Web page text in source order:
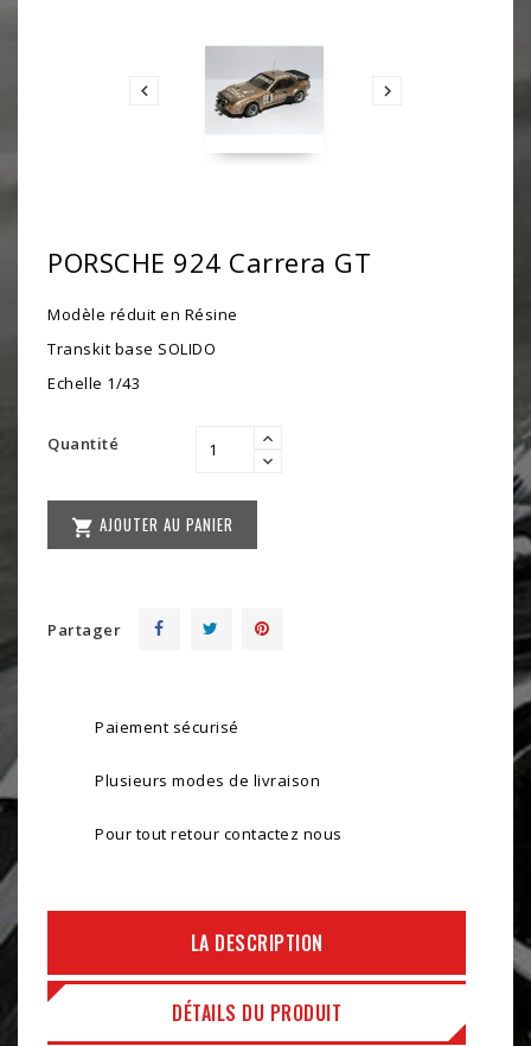
 
PORSCHE 924 Carrera GT
Modèle réduit en Résine
Transkit base SOLIDO
Echelle 1/43
Quantité
 AJOUTER AU PANIER
Partager
Paiement sécurisé
Plusieurs modes de livraison
Pour tout retour contactez nous
LA DESCRIPTION
DÉTAILS DU PRODUIT